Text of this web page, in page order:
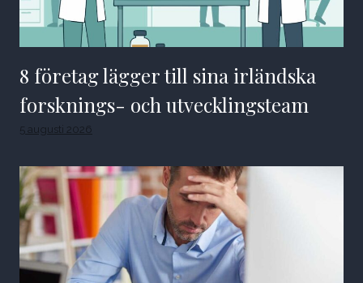
8 företag lägger till sina irländska
forsknings- och utvecklingsteam
5 augusti 2026